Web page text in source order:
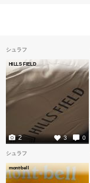
シュラフ
HILLS FIELD
3 0
2
シュラフ
mont-bell